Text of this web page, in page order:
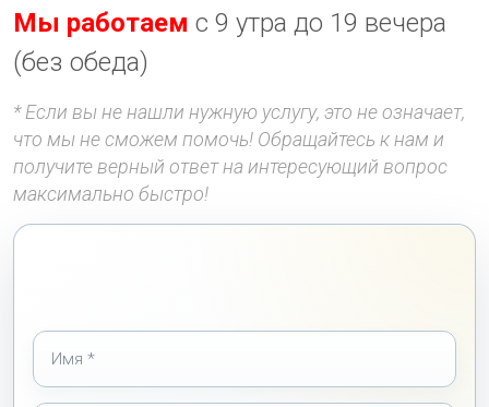
Мы работаем с 9 утра до 19 вечера
(без обеда)
* Если вы не нашли нужную услугу, это не означает,
что мы не сможем помочь! Обращайтесь к нам и
получите верный ответ на интересующий вопрос
максимально быстро!